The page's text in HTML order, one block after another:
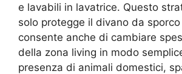
e lavabili in lavatrice. Questo
solo protegge il divano da
consente anche di cambiare
della zona living in modo
presenza di animali domestici,